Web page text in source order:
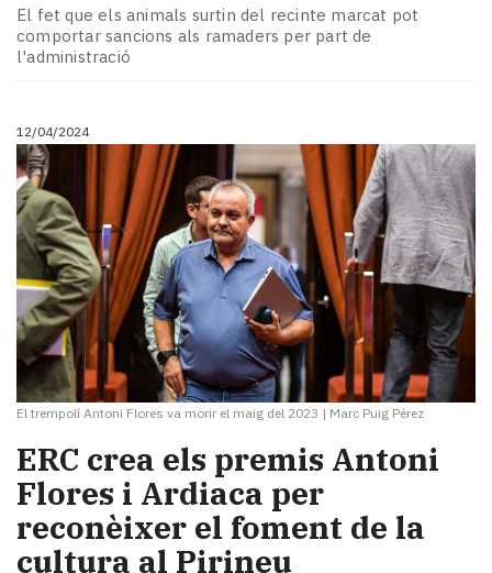
El fet que els animals surtin del recinte marcat pot
comportar sancions als ramaders per part de
l'administració
12/04/2024
El trempolí Antoni Flores va morir el maig del 2023 | Marc Puig Pérez
ERC crea els premis Antoni
Flores i Ardiaca per
reconèixer el foment de la
cultura al Pirineu